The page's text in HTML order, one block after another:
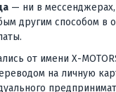
607
5 22
МОПЕД
— ни в
другим способом в
от имени X-
на личную